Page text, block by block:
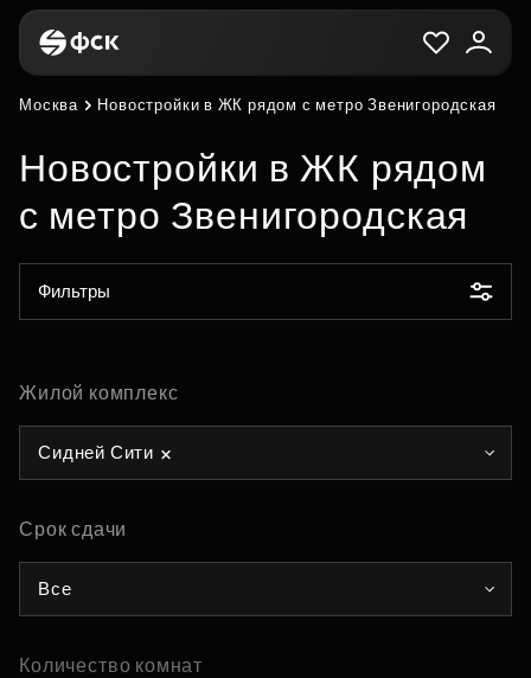
Москва Новостройки в ЖК рядом с метро Звенигородская
Новостройки в ЖК рядом
с метро Звенигородская
Фильтры
Жилой комплекс
Сидней Сити
Срок сдачи
Все
Количество комнат